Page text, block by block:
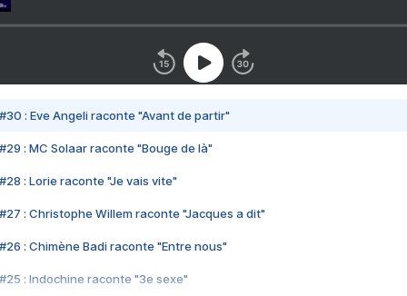
#30 : Eve Angeli raconte "Avant de partir"
#29 : MC Solaar raconte "Bouge de là"
#28 : Lorie raconte "Je vais vite"
#27 : Christophe Willem raconte "Jacques a dit"
#26 : Chimène Badi raconte "Entre nous"
#25 : Indochine raconte "3e sexe"